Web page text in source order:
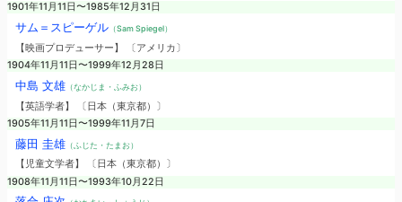
1901年11月11日〜1985年12月31日
サム＝スピーゲル（Sam Spiegel）
【映画プロデューサー】 〔アメリカ〕
1904年11月11日〜1999年12月28日
中島 文雄（なかじま・ふみお）
【英語学者】 〔日本（東京都）〕
1905年11月11日〜1999年11月7日
藤田 圭雄（ふじた・たまお）
【児童文学者】 〔日本（東京都）〕
1908年11月11日〜1993年10月22日